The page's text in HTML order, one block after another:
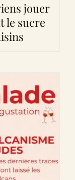
jouer
le sucre